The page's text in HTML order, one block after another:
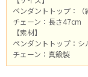
ペンダントトップ：
チェーン：長さ47cm
【素材】
ペンダントトップ：
チェーン：真鍮製